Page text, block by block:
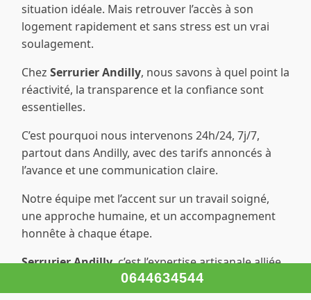
situation idéale. Mais retrouver l’accès à son
logement rapidement et sans stress est un vrai
soulagement.
Chez Serrurier Andilly, nous savons à quel point la
réactivité, la transparence et la confiance sont
essentielles.
C’est pourquoi nous intervenons 24h/24, 7j/7,
partout dans Andilly, avec des tarifs annoncés à
l’avance et une communication claire.
Notre équipe met l’accent sur un travail soigné,
une approche humaine, et un accompagnement
honnête à chaque étape.
Serrurier Andilly, c’est l’expertise artisanale alliée
à un vrai sens du service client.
0644634544